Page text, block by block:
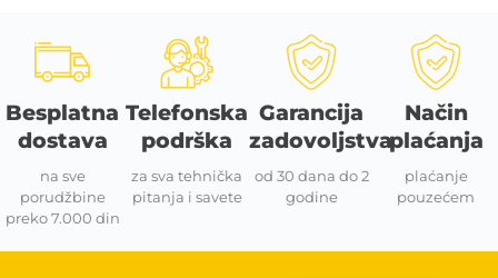
Besplatna
dostava
na sve
porudžbine
preko 7.000 din
Telefonska
podrška
za sva tehnička
pitanja i savete
Garancija
zadovoljstva
od 30 dana do 2
godine
Način
plaćanja
plaćanje
pouzećem